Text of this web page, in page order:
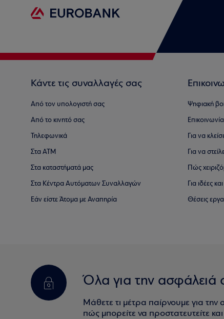
Κάντε τις συναλλαγές σας
Από τον υπολογιστή σας
Από το κινητό σας
Τηλεφωνικά
Στα ΑΤΜ
Στα καταστήματά μας
Στα Κέντρα Αυτόματων Συναλλαγών
Εάν είστε Άτομα με Αναπηρία
Ψηφιακή
Επικοινωνία
Για να
Για να
Πώς
Για ιδέες
Θέσεις
Όλα για την ασφάλειά
Μάθετε τι μέτρα παίρνουμε για
πώς μπορείτε να προστατευτείτε και